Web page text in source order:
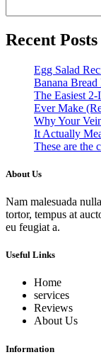
Recent Posts
Egg Salad
Banana
The Easiest
Ever Make
Why Your
It Actually
These are the
About Us
Nam malesuada
tortor, tempus at
eu feugiat a.
Useful Links
Home
services
Reviews
About Us
Information